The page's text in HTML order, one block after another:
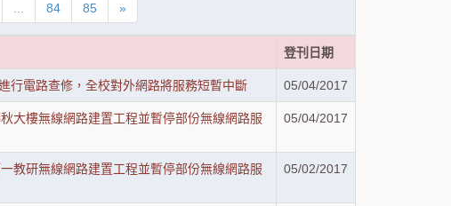
84 85 »
登刊日期
行電路查修，全校對外網路將服務短暫中斷 05/04/2017
大樓無線網路建置工程並暫停部份無線網路服
05/04/2017
教研無線網路建置工程並暫停部份無線網路服
05/02/2017